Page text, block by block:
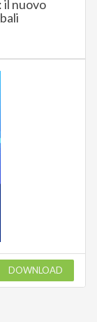
il nuovo
DOWNLOAD